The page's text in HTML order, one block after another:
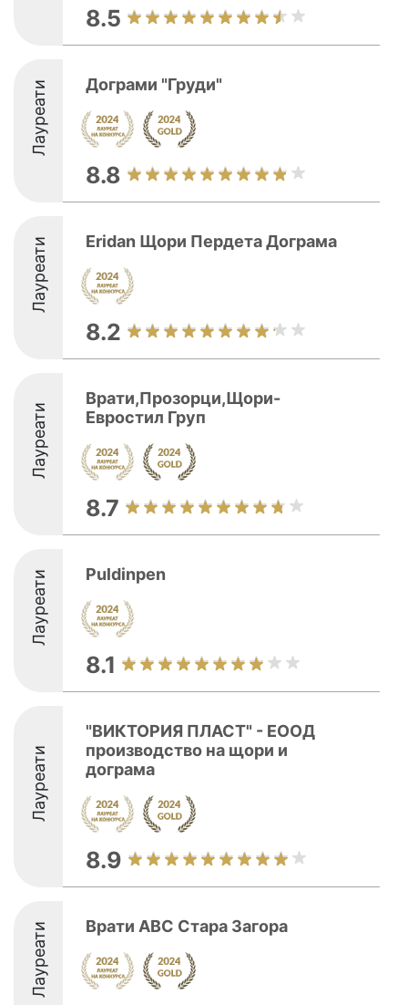
8.5
Лауреати Дограми "Груди"
8.8
Лауреати Eridan Щори Пердета Дограма
8.2
Лауреати
Врати,Прозорци,Щори-
Евростил Груп
8.7
Лауреати Puldinpen
8.1
Лауреати
"ВИКТОРИЯ ПЛАСТ" - ЕООД
производство на щори и
дограма
8.9
Лауреати Врати ABC Стара Загора